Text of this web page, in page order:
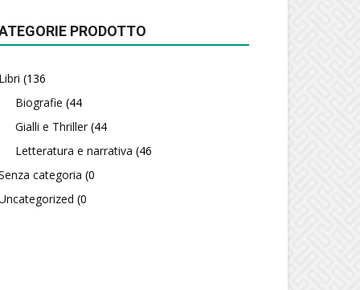
PRODOTTO
Libri (136
Biografie (44
Gialli e Thriller (44
Letteratura e narrativa (46
categoria (0
(0